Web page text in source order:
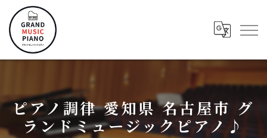
ピアノ調律 愛知県 名古屋市 グ
ランドミュージックピアノ♪